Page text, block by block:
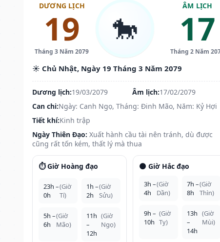
DƯƠNG LỊCH
19
Tháng 3 Năm 2079
🐎
ÂM LỊCH
17
Tháng 2 Năm
☀️ Chủ Nhật, Ngày 19 Tháng 3 Năm 2079
Dương lịch:19/03/2079 Âm lịch:17/02/2079
Can chi:Ngày: Canh Ngọ, Tháng: Đinh Mão, Năm: Kỷ Hợi
Tiết khí:Kinh trập
Ngày Thiên Đạo: Xuất hành cầu tài nên tránh, dù được
cũng rất tốn kém, thất lý mà thua
⏱️ Giờ Hoàng đạo
23h –
0h
(Giờ
Tí)
1h –
2h
(Giờ
Sửu)
5h –
6h
(Giờ
Mão)
11h
–
12h
(Giờ
Ngọ)
🌑 Giờ Hắc đạo
3h –
4h
(Giờ
Dần)
7h –
8h
(Giờ
Thìn)
9h –
10h
(Giờ
Tỵ)
13h
–
14h
(Giờ
Mùi)